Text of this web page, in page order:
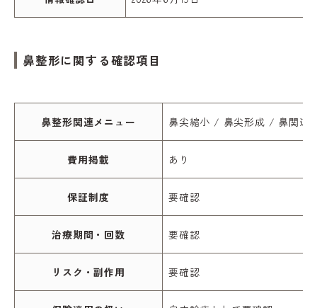
鼻整形に関する確認項目
鼻整形関連メニュー 鼻尖縮小 / 鼻尖形成 / 鼻関連
費用掲載 あり
保証制度 要確認
治療期間・回数 要確認
リスク・副作用 要確認